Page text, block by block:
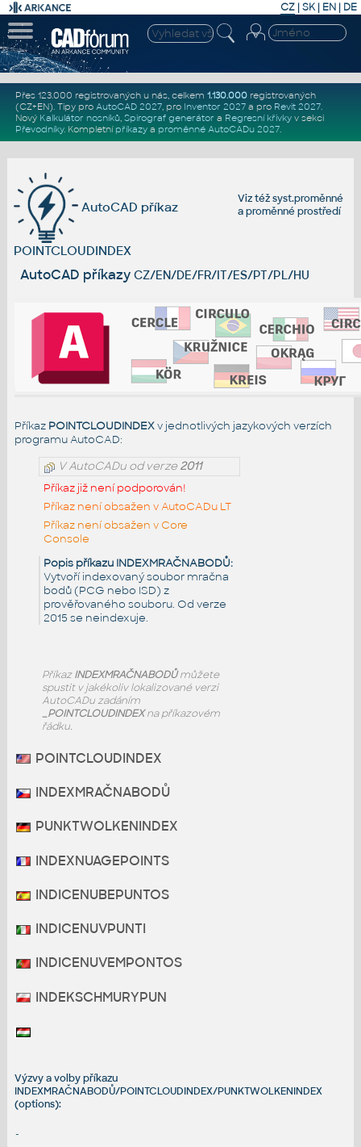
CZ | SK| EN | DE
Přes 123.000 registrovaných u nás, celkem 1.130.000registrovaných
(CZ+EN). Tipy pro AutoCAD 2027, pro Inventor 2027a pro Revit 2027.
Nový Kalkulátor nosníků, Spirograf generátor a Regresní křivkyv sekci
Převodníky. Kompletní příkazya proměnné AutoCADu 2027.
Viz téžsyst.proměnné
aproměnné prostředí
AutoCAD příkaz
POINTCLOUDINDEX
AutoCAD příkazy CZ/EN/DE/FR/IT/ES/PT/PL/HU
Příkaz POINTCLOUDINDEXv jednotlivých jazykových verzích
programu AutoCAD:
V AutoCADu od verze2011
Příkaz již není podporován!
Příkaz není obsažen v AutoCADu LT
Příkaz není obsažen v Core
Console
Popis příkazu INDEXMRAČNABODŮ:
Vytvoří indexovaný soubor mračna
bodů (PCG nebo ISD) z
prověřovaného souboru. Od verze
2015 se neindexuje.
PříkazINDEXMRAČNABODŮmůžete
spustit v jakékoliv lokalizované verzi
AutoCADu zadáním
_POINTCLOUDINDEXna příkazovém
řádku.
POINTCLOUDINDEX
INDEXMRAČNABODŮ
PUNKTWOLKENINDEX
INDEXNUAGEPOINTS
INDICENUBEPUNTOS
INDICENUVPUNTI
INDICENUVEMPONTOS
INDEKSCHMURYPUN
Výzvy a volby příkazu
INDEXMRAČNABODŮ/POINTCLOUDINDEX/PUNKTWOLKENINDEX
(options):
-